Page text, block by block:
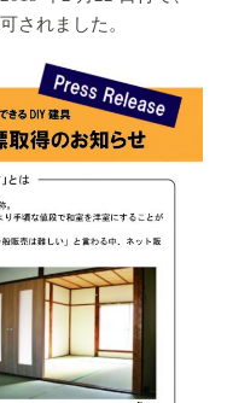
されました。